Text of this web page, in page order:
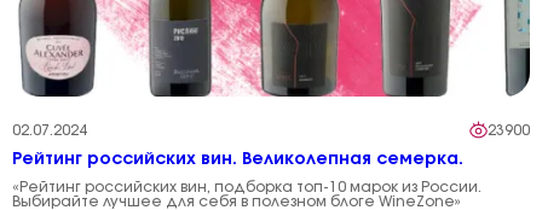
02.07.2024 23900
Рейтинг российских вин. Великолепная семерка.
«Рейтинг российских вин, подборка топ-10 марок из России.
Выбирайте лучшее для себя в полезном блоге WineZone»